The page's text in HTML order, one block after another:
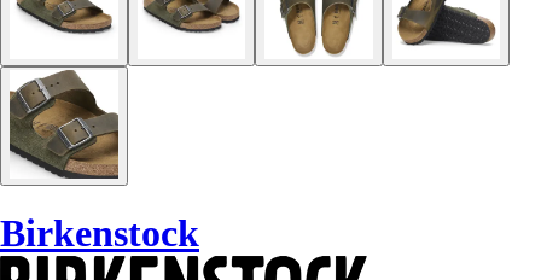
Birkenstock